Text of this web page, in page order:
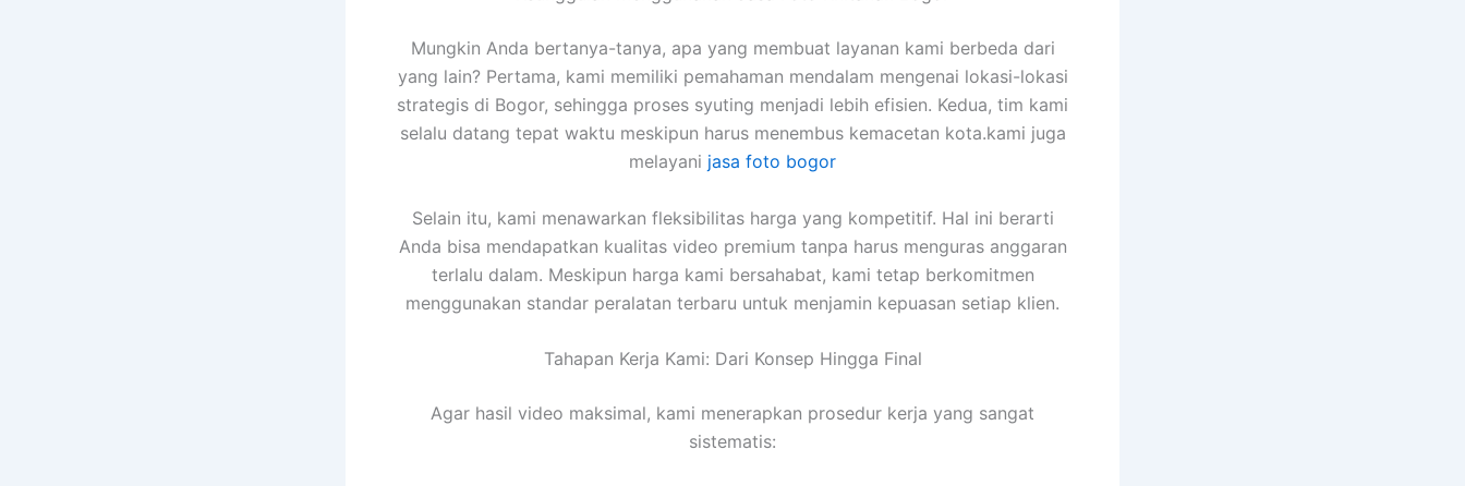
Mungkin Anda bertanya-tanya, apa yang membuat layanan kami berbeda dari
yang lain? Pertama, kami memiliki pemahaman mendalam mengenai lokasi-lokasi
strategis di Bogor, sehingga proses syuting menjadi lebih efisien. Kedua, tim kami
selalu datang tepat waktu meskipun harus menembus kemacetan kota.kami juga
melayani jasa foto bogor
Selain itu, kami menawarkan fleksibilitas harga yang kompetitif. Hal ini berarti
Anda bisa mendapatkan kualitas video premium tanpa harus menguras anggaran
terlalu dalam. Meskipun harga kami bersahabat, kami tetap berkomitmen
menggunakan standar peralatan terbaru untuk menjamin kepuasan setiap klien.
Tahapan Kerja Kami: Dari Konsep Hingga Final
Agar hasil video maksimal, kami menerapkan prosedur kerja yang sangat
sistematis: